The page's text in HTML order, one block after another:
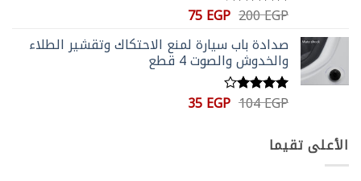
تم التقييم
200EGP السعر
هو:
200 EGP.
75EGP السعر
هو:
75 EGP.
صدادة باب سيارة لمنع الاحتكاك وتقشير الطلاء
والخدوش والصوت 4 قطع
تم
5
104EGP السعر35EGP السعر
الأعلى تقيما